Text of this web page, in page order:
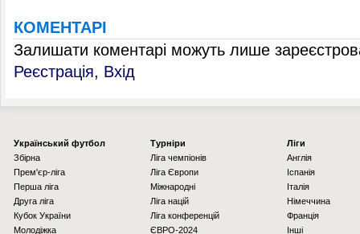
КОМЕНТАРІ
Залишати коментарі можуть лише
Реєстрація, Вхід
Українcький футбол
Збірна
Прем'єр-ліга
Перша ліга
Друга ліга
Кубок України
Молодіжка
Турніри
Ліга чемпіонів
Ліга Європи
Міжнародні
Ліга націй
Ліга конференцій
ЄВРО-2024
Ліги
Англія
Іспанія
Італія
Німеччина
Франція
Інші